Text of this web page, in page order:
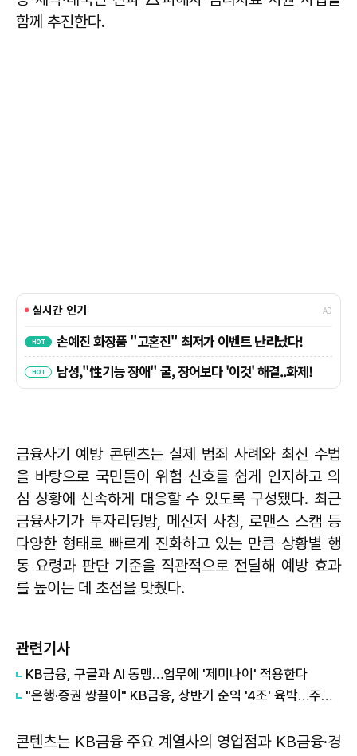
함께 추진한다.
금융사기 예방 콘텐츠는 실제 범죄 사례와 최신 수법
을 바탕으로 국민들이 위험 신호를 쉽게 인지하고 의
심 상황에 신속하게 대응할 수 있도록 구성됐다. 최근
금융사기가 투자리딩방, 메신저 사칭, 로맨스 스캠 등
다양한 형태로 빠르게 진화하고 있는 만큼 상황별 행
동 요령과 판단 기준을 직관적으로 전달해 예방 효과
를 높이는 데 초점을 맞췄다.
관련기사
KB금융, 구글과 AI 동맹…업무에 '제미나이' 적용한다
"은행·증권 쌍끌이" KB금융, 상반기 순익 '4조' 육박…주주환원도 '역대급'
콘텐츠는 KB금융 주요 계열사의 영업점과 KB금융·경